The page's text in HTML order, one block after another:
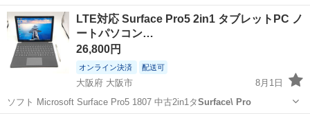
東京 世田谷区 桜新町駅 タブレットPC
LTE対応 Surface Pro5 2in1 タブレットPC ノ
ートパソコン…
26,800円
オンライン決済 配送可
大阪府 大阪市
8月1日
ソフト Microsoft Surface Pro5 1807 中古2in1タSurface\ Pro